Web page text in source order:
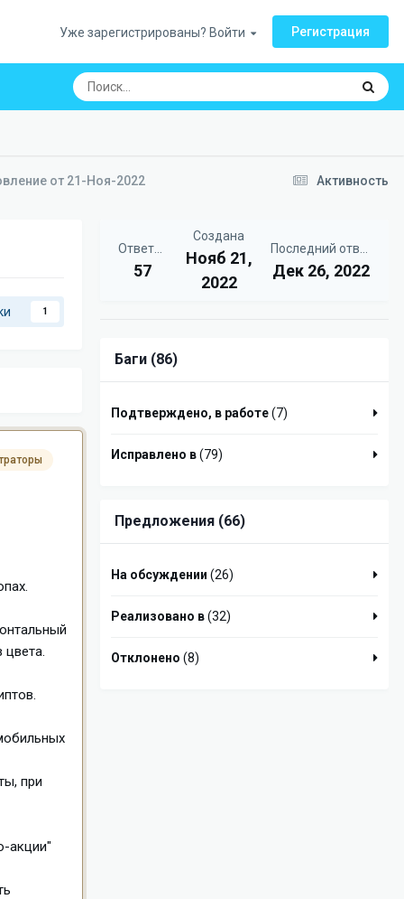
Уже зарегистрированы? Войти Регистрация
Активность
от 21-Ноя-2022
1
при
акции"
57
Создана
Нояб 21,
2022
Дек 26, 2022
Баги (86)
Подтверждено, в работе(7)
Исправлено в(79)
Предложения (66)
На обсуждении (26)
Реализовано в(32)
Отклонено (8)